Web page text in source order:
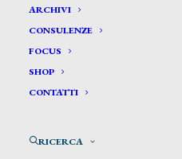
ARCHIVI
CONSULENZE
FOCUS
SHOP
CONTATTI
RICERCA
Naj Carlo